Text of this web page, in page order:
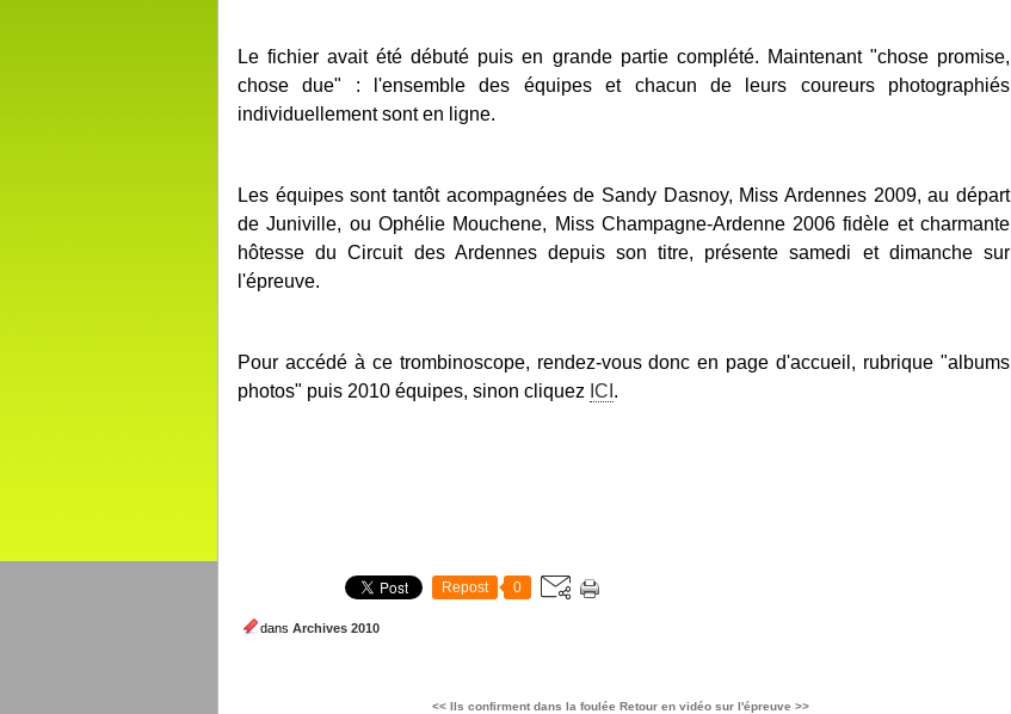
Le fichier avait été débuté puis en grande partie complété. Maintenant "chose promise,
chose due" : l'ensemble des équipes et chacun de leurs coureurs photographiés
individuellement sont en ligne.
Les équipes sont tantôt acompagnées de Sandy Dasnoy, Miss Ardennes 2009, au départ
de Juniville, ou Ophélie Mouchene, Miss Champagne-Ardenne 2006 fidèle et charmante
hôtesse du Circuit des Ardennes depuis son titre, présente samedi et dimanche sur
l'épreuve.
Pour accédé à ce trombinoscope, rendez-vous donc en page d'accueil, rubrique "albums
photos" puis 2010 équipes, sinon cliquez ICI .
Repost 0
dans Archives 2010
<< Ils confirment dans la foulée Retour en vidéo sur l'épreuve >>